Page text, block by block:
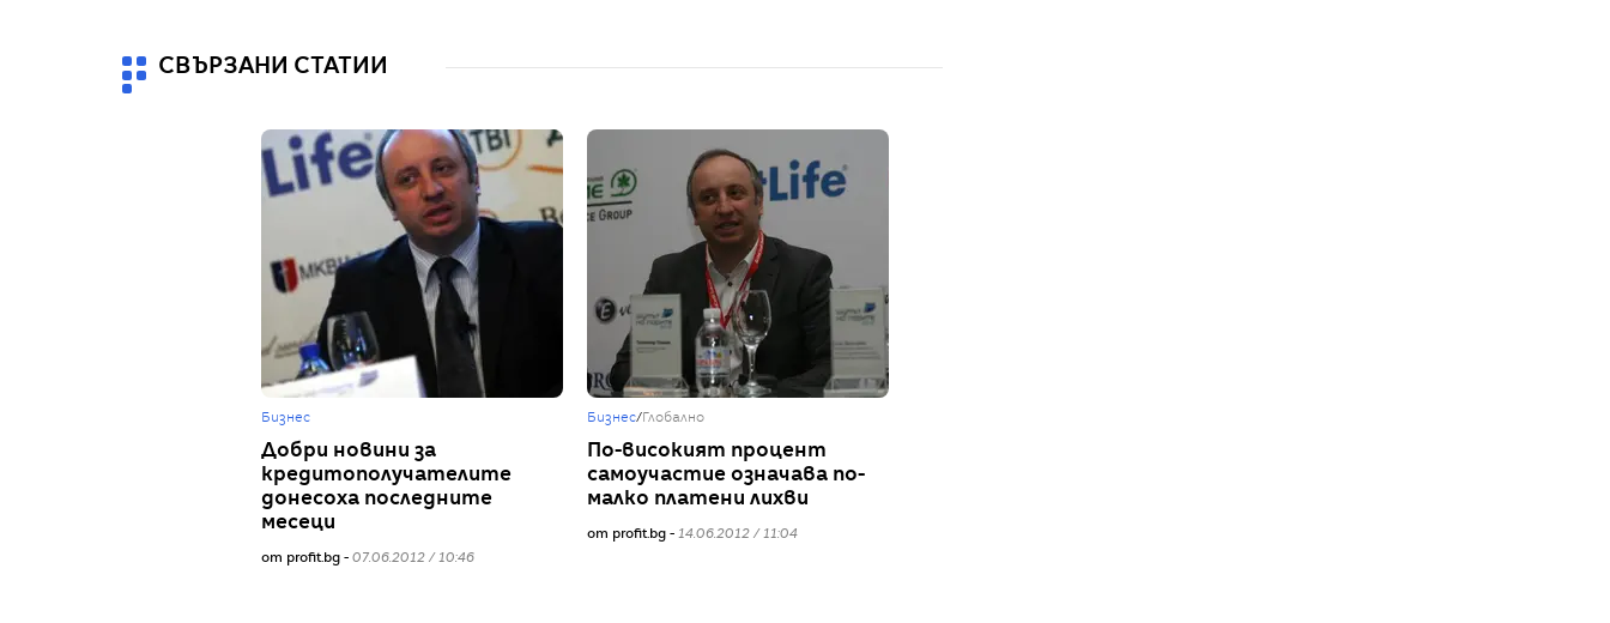
СВЪРЗАНИ СТАТИИ
Бизнес
Добри новини за
кредитополучателите
донесоха последните
месеци
от profit.bg - 07.06.2012 / 10:46
Бизнес/Глобално
По-високият процент
самоучастие означава по-
малко платени лихви
от profit.bg - 14.06.2012 / 11:04